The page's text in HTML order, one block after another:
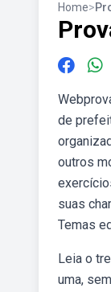
Home>
de
outros
suas
Temas
Leia o
uma,